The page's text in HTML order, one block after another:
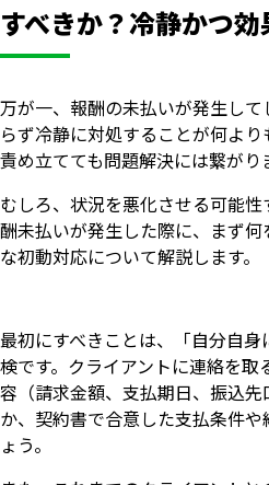
すべきか？冷静かつ
万が一、報酬の未払いが発生し
らず冷静に対処することが何よ
責め立てても問題解決には繋がり
むしろ、状況を悪化させる可能
酬未払いが発生した際に、まず
な初動対応について解説します。
最初にすべきことは、「自分自
検です。クライアントに連絡を
容（請求金額、支払期日、振込
か、契約書で合意した支払条件
ょう。